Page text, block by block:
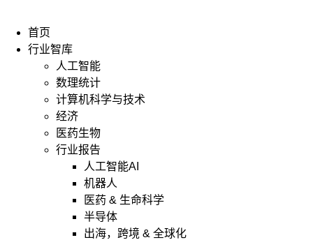
首页
行业智库
人工智能
数理统计
计算机科学与技术
经济
医药生物
行业报告
人工智能AI
机器人
医药 & 生命科学
半导体
出海，跨境 & 全球化